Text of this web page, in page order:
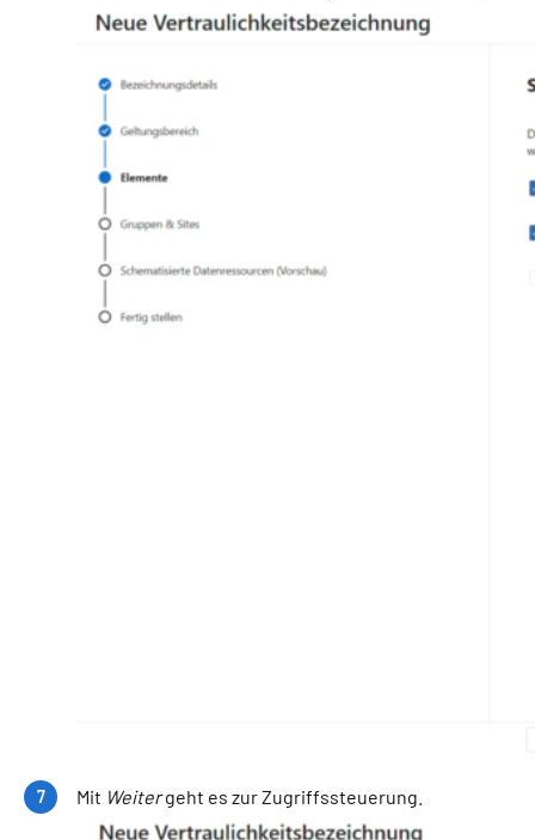
Mit Weitergeht es zur Zugriffssteuerung.